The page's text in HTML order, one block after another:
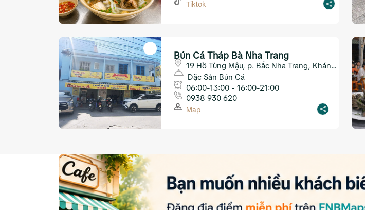
Tiktok
Bún Cá Tháp Bà Nha Trang
19 Hồ Tùng Mậu, p. Bắc Nha Trang, Khánh
Hòa
Đặc Sản Bún Cá
06:00-13:00 - 16:00-21:00
0938 930 620
Map